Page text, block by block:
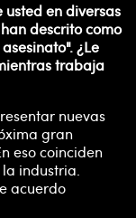
usted en diversas
descrito como
¿Le
trabaja
nuevas
gran
eso coinciden
industria.
acuerdo